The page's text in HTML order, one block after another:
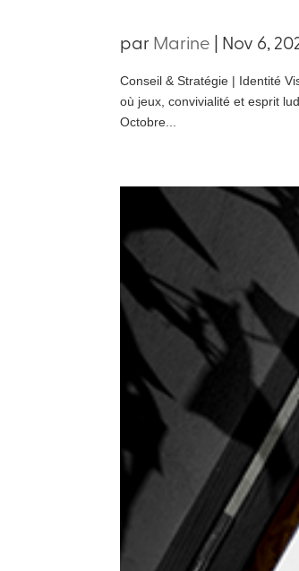
parMarine | Nov 6,
Conseil & Stratégie | Identité
où jeux, convivialité et esprit
Octobre...